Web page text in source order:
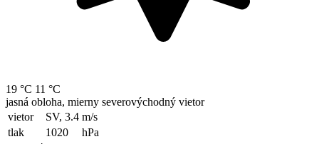
19 °C 11 °C
jasná obloha, mierny severovýchodný vietor
vietor
SV, 3.4 m/s
tlak
1020
hPa